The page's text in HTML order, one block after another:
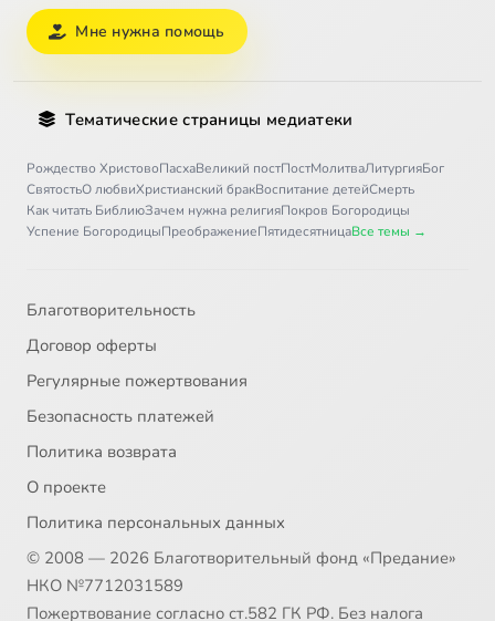
Мне нужна помощь
Тематические страницы медиатеки
Рождество ХристовоПасхаВеликий постПостМолитваЛитургияБог
СвятостьО любвиХристианский бракВоспитание детейСмерть
Как читать БиблиюЗачем нужна религияПокров Богородицы
Успение БогородицыПреображениеПятидесятницаВсе темы →
Благотворительность
Договор оферты
Регулярные пожертвования
Безопасность платежей
Политика возврата
О проекте
Политика персональных данных
© 2008 — 2026 Благотворительный фонд «Предание»
НКО №7712031589
Пожертвование согласно ст.582 ГК РФ. Без налога